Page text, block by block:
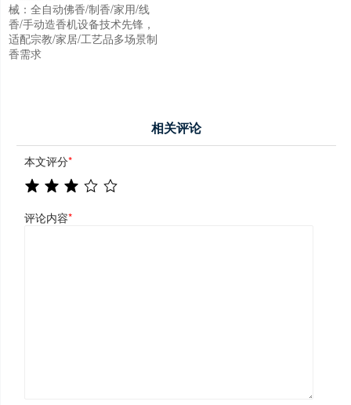
械：全自动佛香/制香/家用/线
香/手动造香机设备技术先锋，
适配宗教/家居/工艺品多场景制
香需求
相关评论
本文评分*
评论内容*